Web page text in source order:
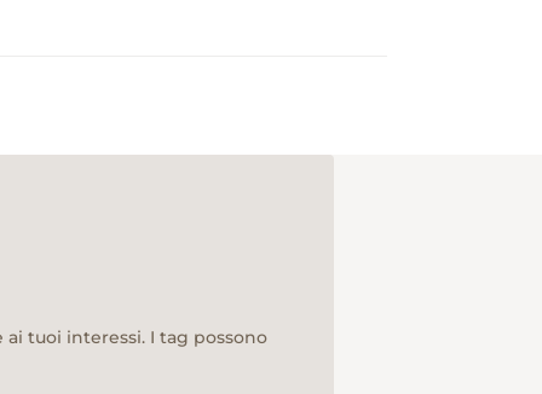
tuoi interessi. I tag possono